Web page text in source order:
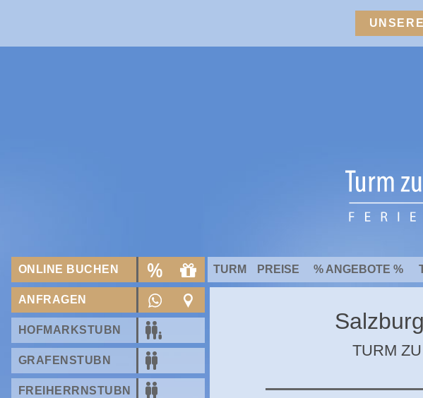
TURM PREISE % ANGEBOTE %
ONLINE BUCHEN
ANFRAGEN
HOFMARKSTUBN
GRAFENSTUBN
FREIHERRNSTUBN
TURM